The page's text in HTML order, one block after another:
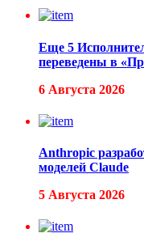
Еще 5
переведены в
6 Августа 2026
Anthropic
моделей Claude
5 Августа 2026